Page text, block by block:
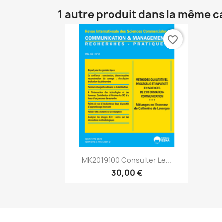
1 autre produit dans la même
Aperçu rapide
MK2019100 Consulter Le...
30,00 €
favorite_border